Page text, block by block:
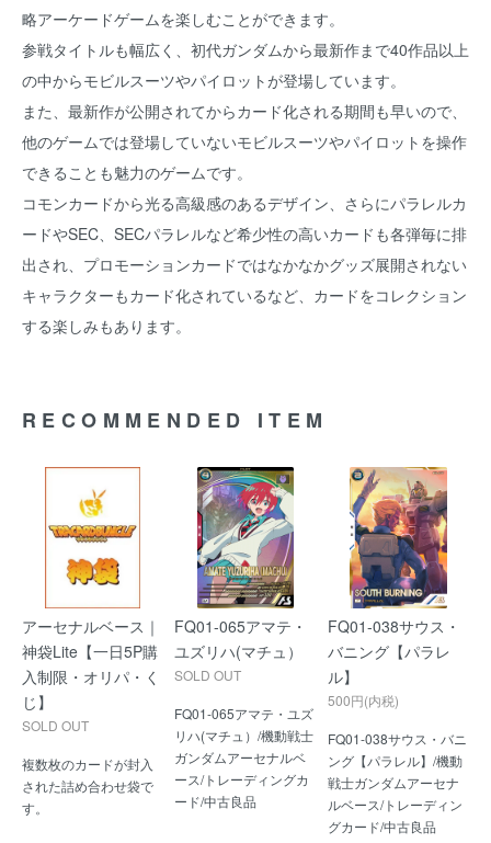
略アーケードゲームを楽しむことができます。
参戦タイトルも幅広く、初代ガンダムから最新作まで40作品以上
の中からモビルスーツやパイロットが登場しています。
また、最新作が公開されてからカード化される期間も早いので、
他のゲームでは登場していないモビルスーツやパイロットを操作
できることも魅力のゲームです。
コモンカードから光る高級感のあるデザイン、さらにパラレルカ
ードやSEC、SECパラレルなど希少性の高いカードも各弾毎に排
出され、プロモーションカードではなかなかグッズ展開されない
キャラクターもカード化されているなど、カードをコレクション
する楽しみもあります。
RECOMMENDED ITEM
アーセナルベース｜
神袋Lite【一日5P購
入制限・オリパ・く
じ】
SOLD OUT
複数枚のカードが封入
された詰め合わせ袋で
す。
FQ01-065アマテ・
ユズリハ(マチュ）
SOLD OUT
FQ01-065アマテ・ユズ
リハ(マチュ）/機動戦士
ガンダムアーセナルベ
ース/トレーディングカ
ード/中古良品
FQ01-038サウス・
バニング【パラレ
ル】
500円(内税)
FQ01-038サウス・バニ
ング【パラレル】/機動
戦士ガンダムアーセナ
ルベース/トレーディン
グカード/中古良品